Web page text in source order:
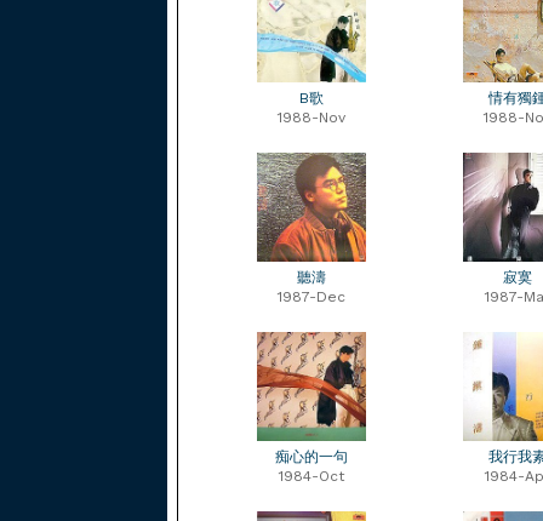
B歌
1988-Nov
情有獨
1988-
聽濤
1987-Dec
寂寞
1987-
痴心的一句
1984-Oct
我行我
1984-